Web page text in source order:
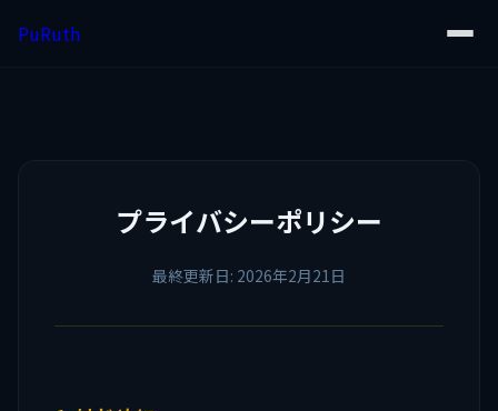
PuRuth
プライバシーポリシー
最終更新日: 2026年2月21日